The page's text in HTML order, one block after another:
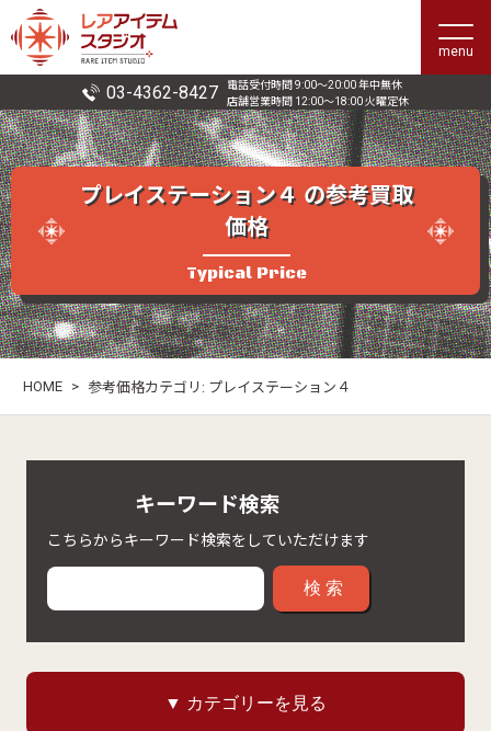
menu
03-4362-8427
電話受付時間 9:00〜20:00 年中無休
店舗営業時間 12:00〜18:00 火曜定休
プレイステーション４ の参考買取
価格
Typical Price
HOME > 参考価格カテゴリ: プレイステーション４
キーワード検索
こちらからキーワード検索をしていただけます
検索
▼ カテゴリーを見る